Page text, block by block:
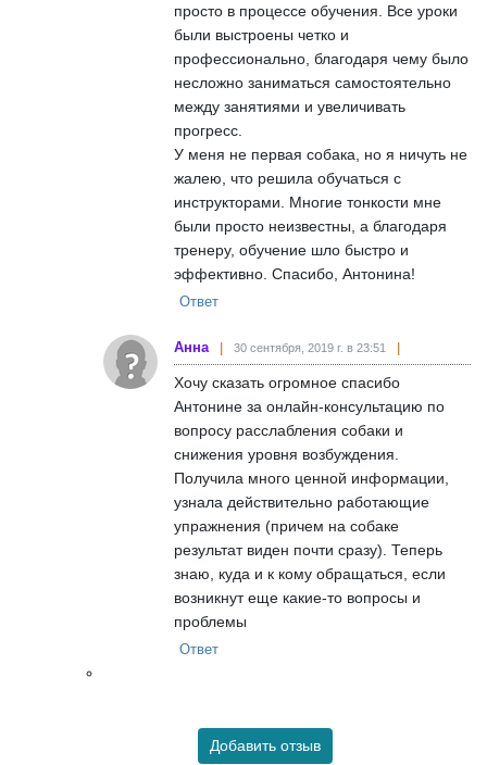
просто в процессе обучения. Все уроки
были выстроены четко и
профессионально, благодаря чему было
несложно заниматься самостоятельно
между занятиями и увеличивать
прогресс.
У меня не первая собака, но я ничуть не
жалею, что решила обучаться с
инструкторами. Многие тонкости мне
были просто неизвестны, а благодаря
тренеру, обучение шло быстро и
эффективно. Спасибо, Антонина!
Ответ
Анна 30 сентября, 2019 г. в 23:51
Хочу сказать огромное спасибо
Антонине за онлайн-консультацию по
вопросу расслабления собаки и
снижения уровня возбуждения.
Получила много ценной информации,
узнала действительно работающие
упражнения (причем на собаке
результат виден почти сразу). Теперь
знаю, куда и к кому обращаться, если
возникнут еще какие-то вопросы и
проблемы
Ответ
Добавить отзыв